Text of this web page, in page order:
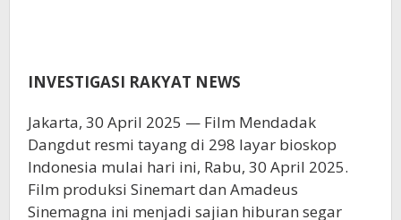
INVESTIGASI RAKYAT NEWS
Jakarta, 30 April 2025 — Film Mendadak
Dangdut resmi tayang di 298 layar bioskop
Indonesia mulai hari ini, Rabu, 30 April 2025.
Film produksi Sinemart dan Amadeus
Sinemagna ini menjadi sajian hiburan segar